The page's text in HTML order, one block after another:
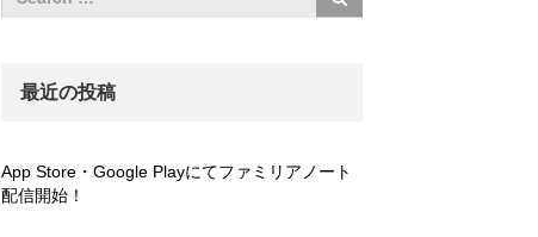
最近の投稿
App Store・Google Playにてファミリアノート
配信開始！